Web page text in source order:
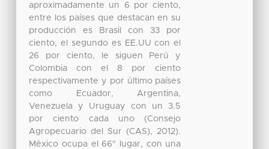
aproximadamente un 6 por ciento,
entre los países que destacan en su
producción es Brasil con 33 por
ciento, el segundo es EE.UU con el
26 por ciento, le siguen Perú y
Colombia con el 8 por ciento
respectivamente y por último países
como Ecuador, Argentina,
Venezuela y Uruguay con un 3.5
por ciento cada uno (Consejo
Agropecuario del Sur (CAS), 2012).
México ocupa el 66° lugar, con una